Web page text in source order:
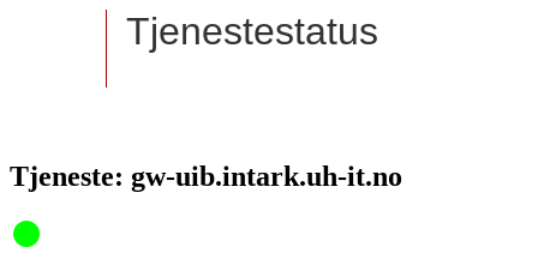
Tjenestestatus
Tjeneste: gw-uib.intark.uh-it.no